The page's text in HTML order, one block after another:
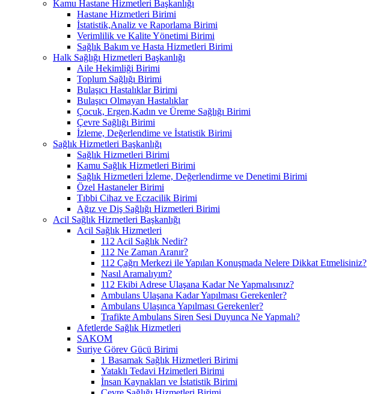
Kamu Hastane Hizmetleri Başkanlığı
Hastane Hizmetleri Birimi
İstatistik,Analiz ve Raporlama Birimi
Verimlilik ve Kalite Yönetimi Birimi
Sağlık Bakım ve Hasta Hizmetleri Birimi
Halk Sağlığı Hizmetleri Başkanlığı
Aile Hekimliği Birimi
Toplum Sağlığı Birimi
Bulaşıcı Hastalıklar Birimi
Bulaşıcı Olmayan Hastalıklar
Çocuk, Ergen,Kadın ve Üreme Sağlığı Birimi
Çevre Sağlığı Birimi
İzleme, Değerlendime ve İstatistik Birimi
Sağlık Hizmetleri Başkanlığı
Sağlık Hizmetleri Birimi
Kamu Sağlık Hizmetleri Birimi
Sağlık Hizmetleri İzleme, Değerlendirme ve Denetimi Birimi
Özel Hastaneler Birimi
Tıbbi Cihaz ve Eczacilik Birimi
Ağız ve Diş Sağlığı Hizmetleri Birimi
Acil Sağlık Hizmetleri Başkanlığı
Acil Sağlık Hizmetleri
112 Acil Sağlık Nedir?
112 Ne Zaman Aranır?
112 Çağrı Merkezi ile Yapılan Konuşmada Nelere Dikkat Etmelisiniz?
Nasıl Aramalıyım?
112 Ekibi Adrese Ulaşana Kadar Ne Yapmalısınız?
Ambulans Ulaşana Kadar Yapılması Gerekenler?
Ambulans Ulaşınca Yapılması Gerekenler?
Trafikte Ambulans Siren Sesi Duyunca Ne Yapmalı?
Afetlerde Sağlık Hizmetleri
SAKOM
Suriye Görev Gücü Birimi
1 Basamak Sağlık Hizmetleri Birimi
Yataklı Tedavi Hzimetleri Birimi
İnsan Kaynakları ve İstatistik Birimi